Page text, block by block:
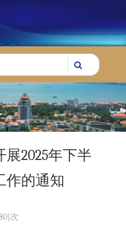
2025年下半
作的通知
]次